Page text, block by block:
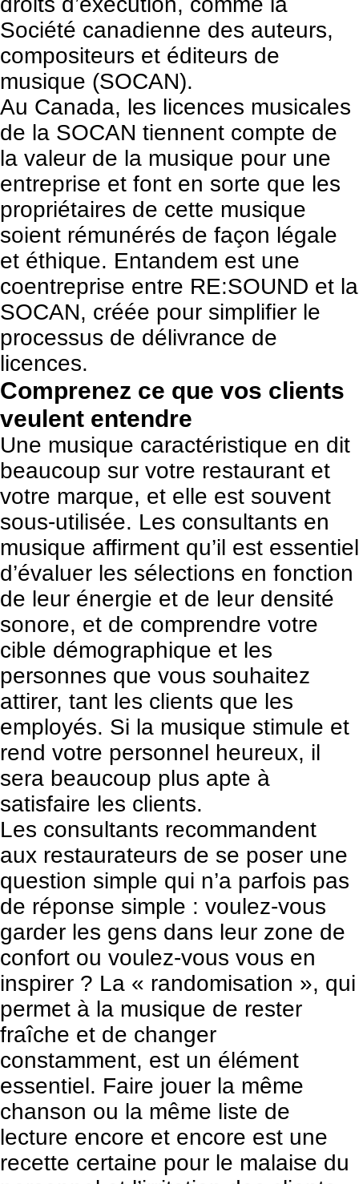
Société canadienne des auteurs,
compositeurs et éditeurs de
musique (SOCAN).
Au Canada, les licences musicales
de la SOCAN tiennent compte de
la valeur de la musique pour une
entreprise et font en sorte que les
propriétaires de cette musique
soient rémunérés de façon légale
et éthique. Entandem est une
coentreprise entre RE:SOUND et la
SOCAN, créée pour simplifier le
processus de délivrance de
licences.
Comprenez ce que vos clients
veulent entendre
Une musique caractéristique en dit
beaucoup sur votre restaurant et
votre marque, et elle est souvent
sous-utilisée. Les consultants en
musique affirment qu’il est essentiel
d’évaluer les sélections en fonction
de leur énergie et de leur densité
sonore, et de comprendre votre
cible démographique et les
personnes que vous souhaitez
attirer, tant les clients que les
employés. Si la musique stimule et
rend votre personnel heureux, il
sera beaucoup plus apte à
satisfaire les clients.
Les consultants recommandent
aux restaurateurs de se poser une
question simple qui n’a parfois pas
de réponse simple : voulez-vous
garder les gens dans leur zone de
confort ou voulez-vous vous en
inspirer ? La « randomisation », qui
permet à la musique de rester
fraîche et de changer
constamment, est un élément
essentiel. Faire jouer la même
chanson ou la même liste de
lecture encore et encore est une
recette certaine pour le malaise du